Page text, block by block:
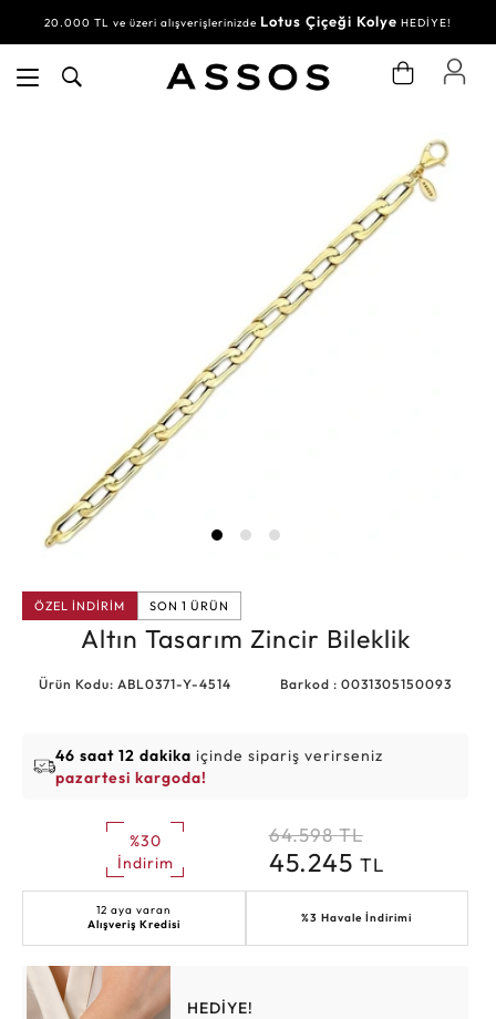
20.000 TL ve üzeri alışverişlerinizde Lotus Çiçeği Kolye HEDİYE!
ÖZEL İNDİRİM SON 1 ÜRÜN
Altın Tasarım Zincir Bileklik
Ürün Kodu: ABL0371-Y-4514 Barkod : 0031305150093
46 saat 12 dakika içinde sipariş verirseniz
pazartesi kargoda!
%30
İndirim
64.598 TL
45.245 TL
12 aya varan
Alışveriş Kredisi
%3 Havale İndirimi
HEDİYE!